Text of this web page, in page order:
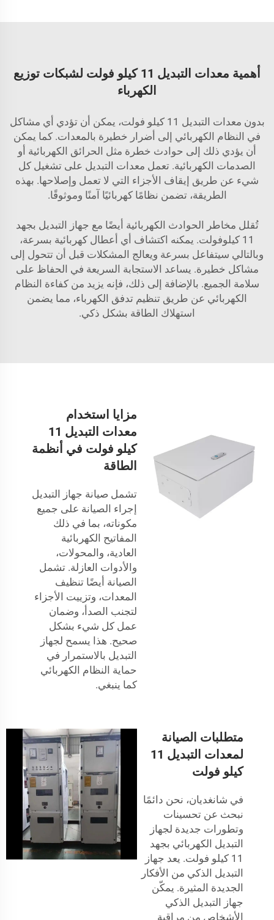
أهمية معدات التبديل 11 كيلو فولت لشبكات توزيع
الكهرباء
بدون معدات التبديل 11 كيلو فولت، يمكن أن تؤدي أي مشاكل
في النظام الكهربائي إلى أضرار خطيرة بالمعدات. كما يمكن
أن يؤدي ذلك إلى حوادث خطرة مثل الحرائق الكهربائية أو
الصدمات الكهربائية. تعمل معدات التبديل على تشغيل كل
شيء عن طريق إيقاف الأجزاء التي لا تعمل وإصلاحها. بهذه
الطريقة، تضمن نظامًا كهربائيًا آمنًا وموثوقًا.
تُقلل مخاطر الحوادث الكهربائية أيضًا مع جهاز التبديل بجهد
11 كيلوفولت. يمكنه اكتشاف أي أعطال كهربائية بسرعة،
وبالتالي سيتفاعل بسرعة ويعالج المشكلات قبل أن تتحول إلى
مشاكل خطيرة. يساعد الاستجابة السريعة في الحفاظ على
سلامة الجميع. بالإضافة إلى ذلك، فإنه يزيد من كفاءة النظام
الكهربائي عن طريق تنظيم تدفق الكهرباء، مما يضمن
استهلاك الطاقة بشكل ذكي.
مزايا استخدام
معدات التبديل 11
كيلو فولت في أنظمة
الطاقة
تشمل صيانة جهاز التبديل
إجراء الصيانة على جميع
مكوناته، بما في ذلك
المفاتيح الكهربائية
العادية، والمحولات،
والأدوات العازلة. تشمل
الصيانة أيضًا تنظيف
المعدات، وتزييت الأجزاء
لتجنب الصدأ، وضمان
عمل كل شيء بشكل
صحيح. هذا يسمح لجهاز
التبديل بالاستمرار في
حماية النظام الكهربائي
كما ينبغي.
متطلبات الصيانة
لمعدات التبديل 11
كيلو فولت
في شانغديان، نحن دائمًا
نبحث عن تحسينات
وتطورات جديدة لجهاز
التبديل الكهربائي بجهد
11 كيلو فولت. يعد جهاز
التبديل الذكي من الأفكار
الجديدة المثيرة. يمكّن
جهاز التبديل الذكي
الأشخاص من مراقبة